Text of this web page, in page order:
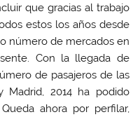
que gracias al trabajo
estos los años desde
número de mercados en
Con la llegada de
de pasajeros de las
Madrid, 2014 ha podido
ahora por perfilar,